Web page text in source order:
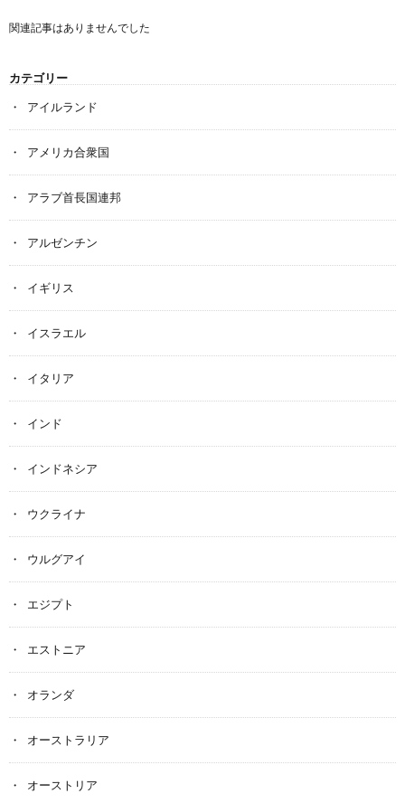
関連記事はありませんでした
カテゴリー
アイルランド
アメリカ合衆国
アラブ首長国連邦
アルゼンチン
イギリス
イスラエル
イタリア
インド
インドネシア
ウクライナ
ウルグアイ
エジプト
エストニア
オランダ
オーストラリア
オーストリア